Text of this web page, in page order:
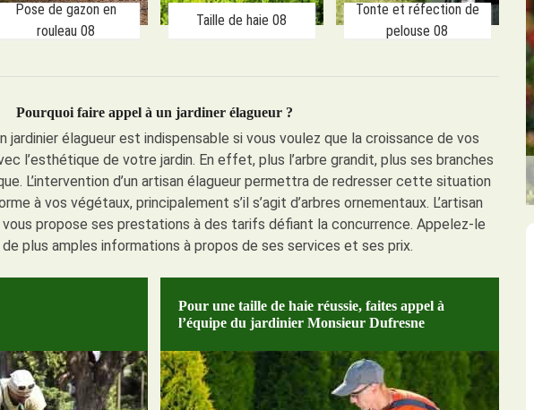
Pose de gazon en
rouleau 08
Taille de haie 08
Tonte et réfection de
pelouse 08
Pourquoi faire appel à un jardiner élagueur ?
jardinier élagueur est indispensable si vous voulez que la croissance de vos
l’esthétique de votre jardin. En effet, plus l’arbre grandit, plus ses branches
L’intervention d’un artisan élagueur permettra de redresser cette situation
à vos végétaux, principalement s’il s’agit d’arbres ornementaux. L’artisan
propose ses prestations à des tarifs défiant la concurrence. Appelez-le
plus amples informations à propos de ses services et ses prix.
Pour une taille de haie réussie, faites appel à
l’équipe du jardinier Monsieur Dufresne